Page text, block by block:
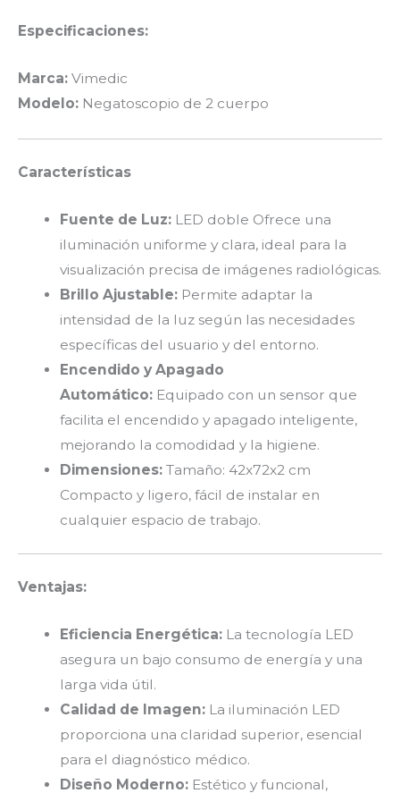
Especificaciones:
Marca: Vimedic
Modelo: Negatoscopio de 2 cuerpo
Características
Fuente de Luz:LED doble Ofrece una
iluminación uniforme y clara, ideal para la
visualización precisa de imágenes radiológicas.
Brillo Ajustable:Permite adaptar la
intensidad de la luz según las necesidades
específicas del usuario y del entorno.
Encendido y Apagado
Automático:Equipado con un sensor que
facilita el encendido y apagado inteligente,
mejorando la comodidad y la higiene.
Dimensiones:Tamaño: 42x72x2 cm
Compacto y ligero, fácil de instalar en
cualquier espacio de trabajo.
Ventajas:
Eficiencia Energética:La tecnología LED
asegura un bajo consumo de energía y una
larga vida útil.
Calidad de Imagen:La iluminación LED
proporciona una claridad superior, esencial
para el diagnóstico médico.
Diseño Moderno:Estético y funcional,